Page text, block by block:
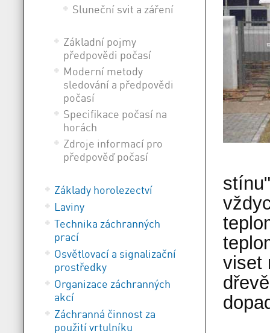
Sluneční svit a záření
Základní pojmy
předpovědi počasí
Moderní metody
sledování a předpovědi
počasí
Specifikace počasí na
horách
Zdroje informací pro
předpověď počasí
Základy horolezectví
Laviny
Technika záchranných
prací
Osvětlovací a signalizační
prostředky
Organizace záchranných
akcí
Záchranná činnost za
použití vrtulníku
viset